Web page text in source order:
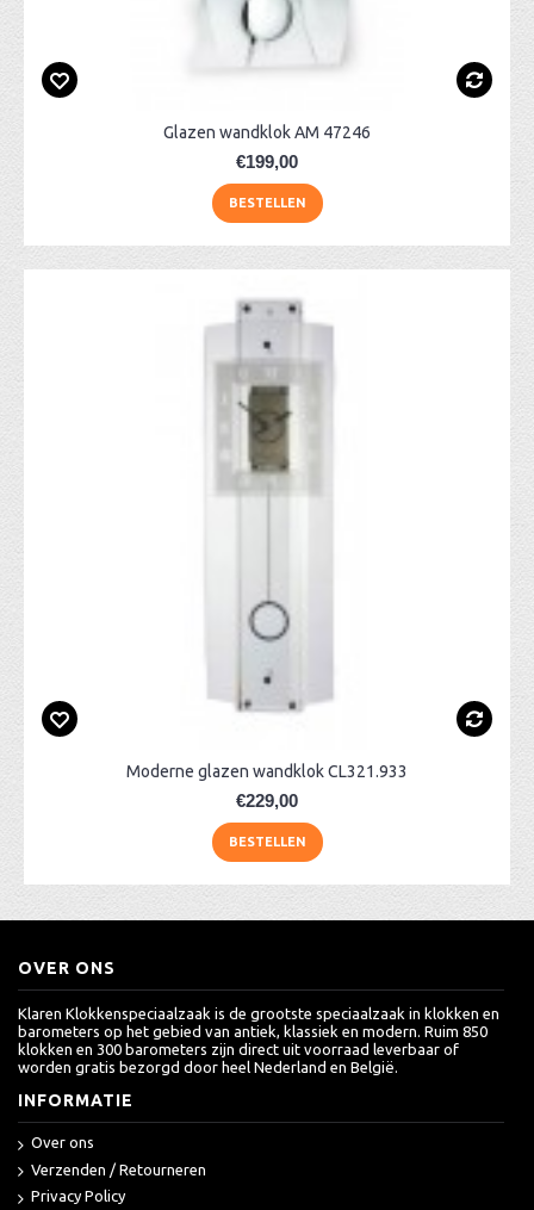
Glazen wandklok AM 47246
€199,00
BESTELLEN
Moderne glazen wandklok CL321.933
€229,00
BESTELLEN
OVER ONS
Klaren Klokkenspeciaalzaak is de grootste speciaalzaak in klokken en
barometers op het gebied van antiek, klassiek en modern. Ruim 850
klokken en 300 barometers zijn direct uit voorraad leverbaar of
worden gratis bezorgd door heel Nederland en België.
INFORMATIE
Over ons
Verzenden / Retourneren
Privacy Policy